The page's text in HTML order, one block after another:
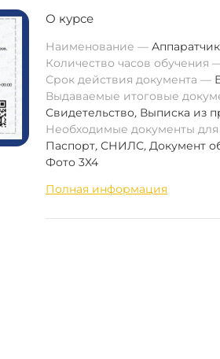
О курсе
Наименование
Количество часов обучения
Срок действия документа
Выдаваемые итоговые
Свидетельство, Выписка из
Необходимые документы
Паспорт, СНИЛС, Документ
Фото 3Х4
Полная информация